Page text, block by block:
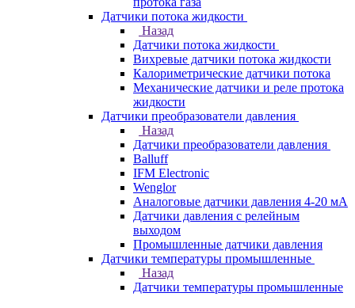
Датчики потока жидкости
Назад
Датчики потока жидкости
Вихревые датчики потока жидкости
Калориметрические датчики потока
Механические датчики и реле протока
жидкости
Датчики преобразователи давления
Назад
Датчики преобразователи давления
Balluff
IFM Electronic
Wenglor
Аналоговые датчики давления 4-20 мА
Датчики давления с релейным
выходом
Промышленные датчики давления
Датчики температуры промышленные
Назад
Датчики температуры промышленные